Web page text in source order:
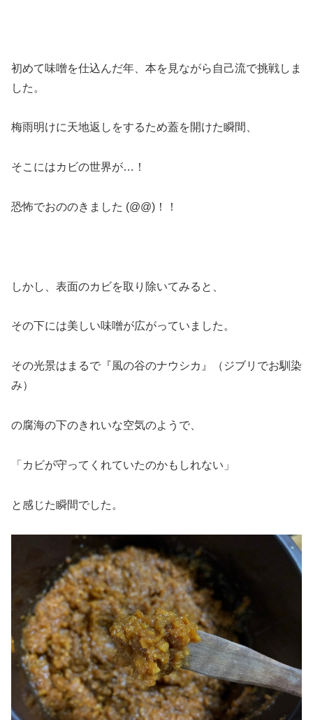
初めて味噌を仕込んだ年、本を見ながら自己流で挑戦しま
した。
梅雨明けに天地返しをするため蓋を開けた瞬間、
そこにはカビの世界が…！
恐怖でおののきました (@@)！！
しかし、表面のカビを取り除いてみると、
その下には美しい味噌が広がっていました。
その光景はまるで『風の谷のナウシカ』（ジブリでお馴染
み）
の腐海の下のきれいな空気のようで、
「カビが守ってくれていたのかもしれない」
と感じた瞬間でした。